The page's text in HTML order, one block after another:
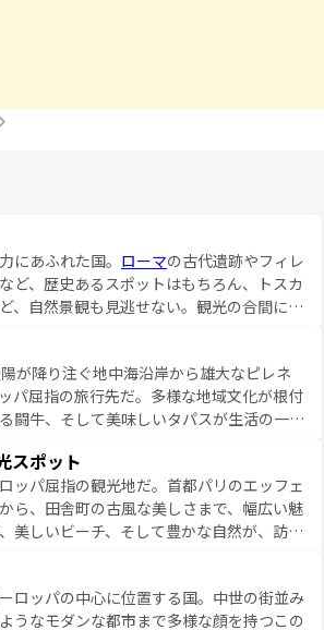
にあふれた国。 ローマの古代遺跡やフィレ
ど、歴史あるスポットはもちろん、トスカ
、自然景観も見逃せない。観光の合間に
アで、忘れられない旅をしてみよう！
してほしい。
が降り注ぐ地中海沿岸から雄大なピレネ
パ屈指の旅行先だ。多様な地域文化が根付
闘牛、そして美味しいタパスが生活の一部
かなビーチリゾートまで多彩な表情を見
個性で訪れる人を魅了する。 なお、
しい。
スポット
ッパ屈指の観光地だ。首都パリのエッフェ
ら、田舎町の古風な美しさまで、幅広い魅
美しいビーチ、そして豊かな自然が、訪れ
地であるランス、プロヴァンスの香り高
らに、パリ以外の地域にも魅力が溢れてお
。パリ以外の個性あふれる地方に足を運ぶ
ロッパの中心に位置する国。中世の街並み
うなモダンな都市まで多様な顔を持つこの